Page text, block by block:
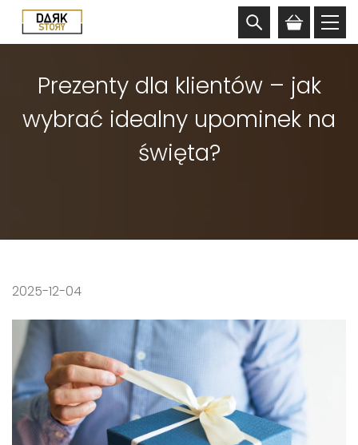
Prezenty dla klientów – jak
wybrać idealny upominek na
święta?
2025-12-04